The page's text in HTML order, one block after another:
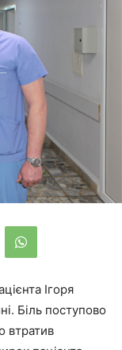
Ігоря
Біль поступово
втратив